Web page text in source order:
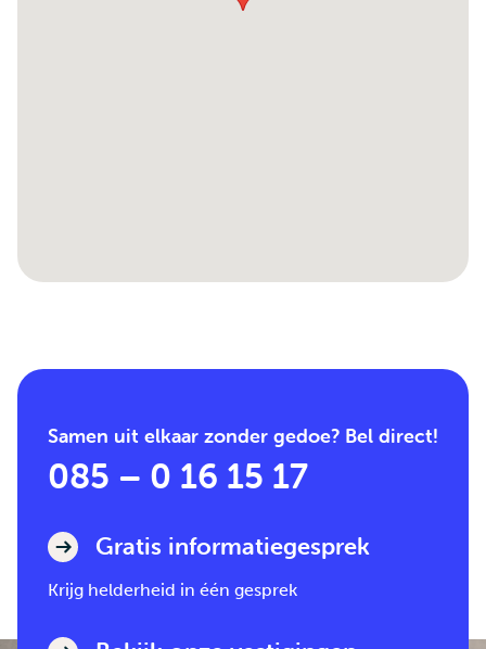
Samen uit elkaar zonder gedoe? Bel direct!
085 – 0 16 15 17
Gratis informatiegesprek
Krijg helderheid in één gesprek